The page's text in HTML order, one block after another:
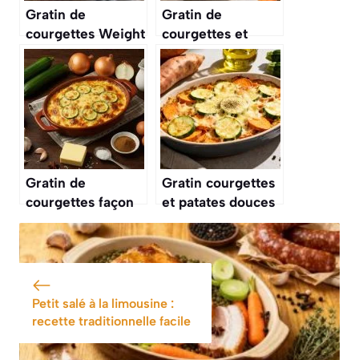
Gratin de
courgettes Weight
Watchers facile et
sain
Gratin de
courgettes et
carottes : recette
savoureuse
Gratin de
courgettes façon
grand-mère :
recette
traditionnelle
inratable
Gratin courgettes
et patates douces
: recette
savoureuse et
facile
Petit salé à la limousine :
recette traditionnelle facile